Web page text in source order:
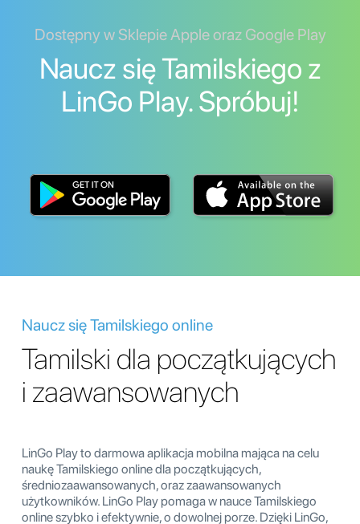
Dostępny w Sklepie Apple oraz Google Play
Naucz się Tamilskiego z
LinGo Play. Spróbuj!
Naucz się Tamilskiego online
Tamilski dla początkujących
i zaawansowanych
LinGo Play to darmowa aplikacja mobilna mająca na celu
naukę Tamilskiego online dla początkujących,
średniozaawansowanych, oraz zaawansowanych
użytkowników. LinGo Play pomaga w nauce Tamilskiego
online szybko i efektywnie, o dowolnej porze. Dzięki LinGo,